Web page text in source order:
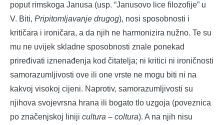
poput rimskoga Janusa (usp. “Janusovo lice filozofije” u
V. Biti, Pripitomljavanje drugog), nosi sposobnosti i
kritičara i ironičara, a da njih ne harmonizira nužno. Te su
mu ne uvijek skladne sposobnosti znale ponekad
priređivati iznenađenja kod čitatelja; ni kritici ni ironičnosti
samorazumljivosti ove ili one vrste ne mogu biti ni na
kakvoj visokoj cijeni. Naprotiv, samorazumljivosti su
njihova svojevrsna hrana ili bogato tlo uzgoja (poveznica
po značenjskoj liniji cultura – coltura). A na njih nisu